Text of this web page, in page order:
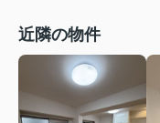
近隣の物件